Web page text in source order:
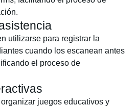
utilizarse para registrar la
cuando los escanean antes
el proceso de
juegos educativos y